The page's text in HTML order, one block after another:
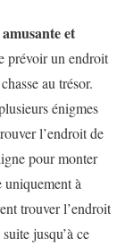
amusante et
prévoir un endroit
au trésor.
énigmes
l’endroit de
pour monter
uniquement à
trouver l’endroit
jusqu’à ce